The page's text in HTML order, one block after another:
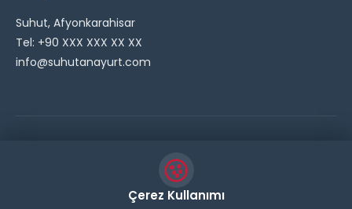
Suhut, Afyonkarahisar
Tel: +90 XXX XXX XX XX
info@suhutanayurt.com
Çerez Kullanımı
// Side Widget Resim Fix (Dosya önbelleğini aşmak için